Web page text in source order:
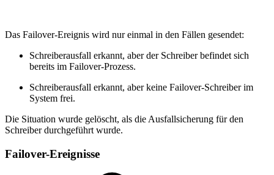
Das Failover-Ereignis wird nur einmal in den Fällen gesendet:
Schreiberausfall erkannt, aber der Schreiber befindet sich
bereits im Failover-Prozess.
Schreiberausfall erkannt, aber keine Failover-Schreiber im
System frei.
Die Situation wurde gelöscht, als die Ausfallsicherung für den
Schreiber durchgeführt wurde.
Failover-Ereignisse